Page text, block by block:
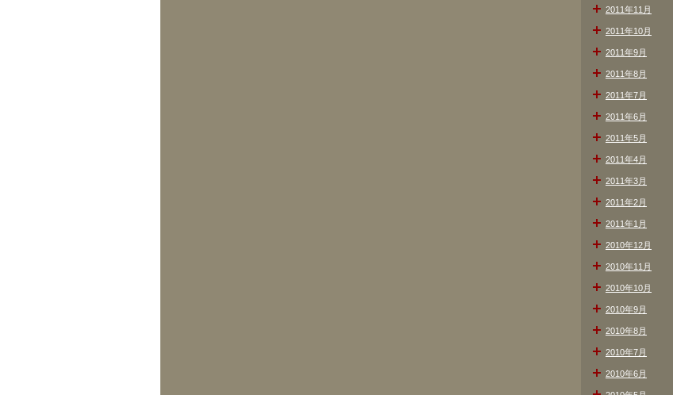
2011年11月
2011年10月
2011年9月
2011年8月
2011年7月
2011年6月
2011年5月
2011年4月
2011年3月
2011年2月
2011年1月
2010年12月
2010年11月
2010年10月
2010年9月
2010年8月
2010年7月
2010年6月